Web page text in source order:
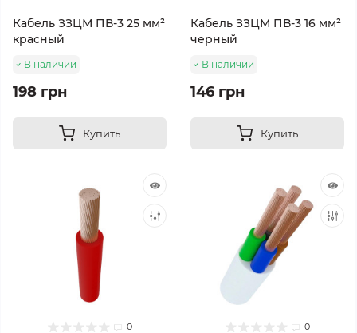
Кабель ЗЗЦМ ПВ-3 25 мм²
красный
В наличии
198 грн
Купить
Кабель ЗЗЦМ ПВ-3 16 мм²
черный
В наличии
146 грн
Купить
0 0